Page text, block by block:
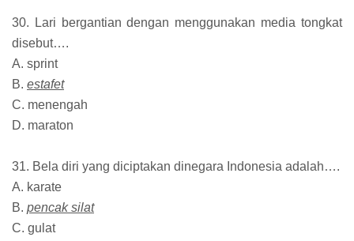
30. Lari bergantian dengan menggunakan media tongkat
disebut….
A. sprint
B. estafet
C. menengah
D. maraton
31. Bela diri yang diciptakan dinegara Indonesia adalah….
A. karate
B. pencak silat
C. gulat